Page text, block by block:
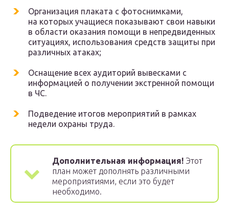
Организация плаката с фотоснимками,
на которых учащиеся показывают свои навыки
в области оказания помощи в непредвиденных
ситуациях, использования средств защиты при
различных атаках;
Оснащение всех аудиторий вывесками с
информацией о получении экстренной помощи
в ЧС.
Подведение итогов мероприятий в рамках
недели охраны труда.
Дополнительная информация! Этот
план может дополнять различными
мероприятиями, если это будет
необходимо.